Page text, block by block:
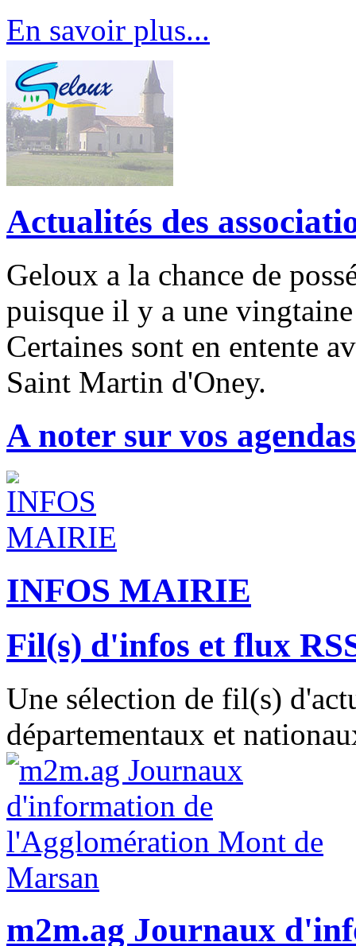
En savoir plus...
Actualités des
Geloux a la chance de
puisque il y a une
Certaines sont en entente
Saint Martin d'Oney.
A noter sur vos agendas
INFOS MAIRIE
Fil(s) d'infos et flux
Une sélection de fil(s)
départementaux et
m2m.ag Journaux